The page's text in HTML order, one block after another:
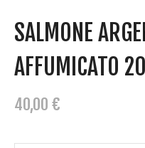
SALMONE
AFFUMICATO
40,00 €